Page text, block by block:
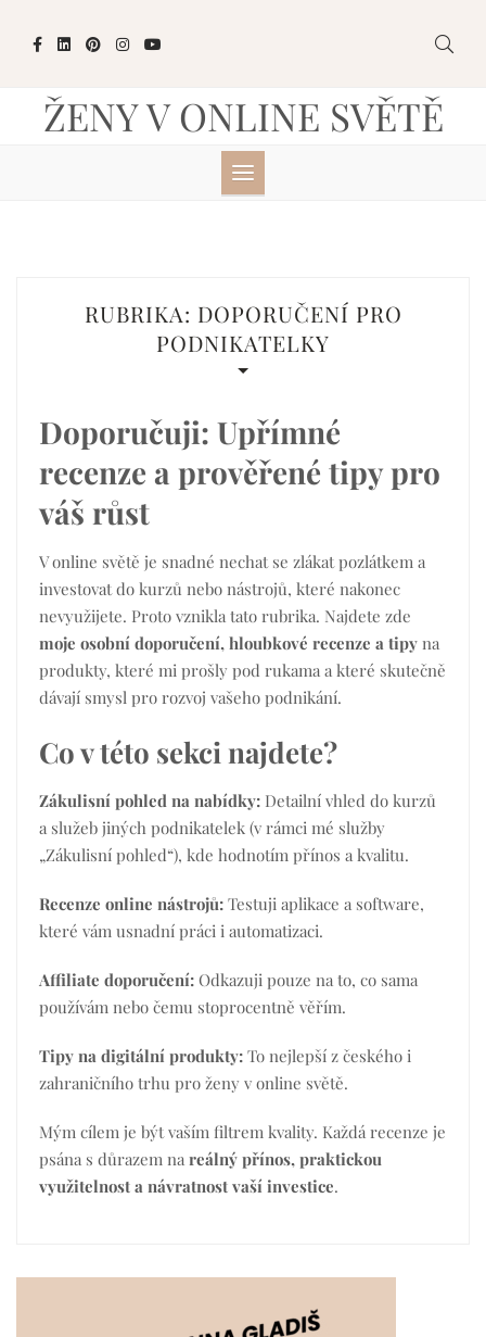
ŽENY V ONLINE SVĚTĚ
RUBRIKA: DOPORUČENÍ PRO
PODNIKATELKY
Doporučuji: Upřímné
recenze a prověřené tipy pro
váš růst
V online světě je snadné nechat se zlákat pozlátkem a
investovat do kurzů nebo nástrojů, které nakonec
nevyužijete. Proto vznikla tato rubrika. Najdete zde
moje osobní doporučení, hloubkové recenze a tipy na
produkty, které mi prošly pod rukama a které skutečně
dávají smysl pro rozvoj vašeho podnikání.
Co v této sekci najdete?
Zákulisní pohled na nabídky: Detailní vhled do kurzů
a služeb jiných podnikatelek (v rámci mé služby
„Zákulisní pohled“), kde hodnotím přínos a kvalitu.
Recenze online nástrojů: Testuji aplikace a software,
které vám usnadní práci i automatizaci.
Affiliate doporučení: Odkazuji pouze na to, co sama
používám nebo čemu stoprocentně věřím.
Tipy na digitální produkty: To nejlepší z českého i
zahraničního trhu pro ženy v online světě.
Mým cílem je být vaším filtrem kvality. Každá recenze je
psána s důrazem na reálný přínos, praktickou
využitelnost a návratnost vaší investice.